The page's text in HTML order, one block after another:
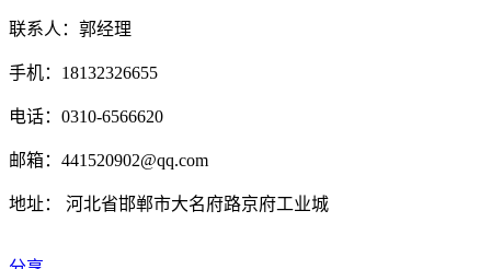
联系人：郭经理
手机：18132326655
电话：0310-6566620
邮箱：441520902@qq.com
地址： 河北省邯郸市大名府路京府工业城